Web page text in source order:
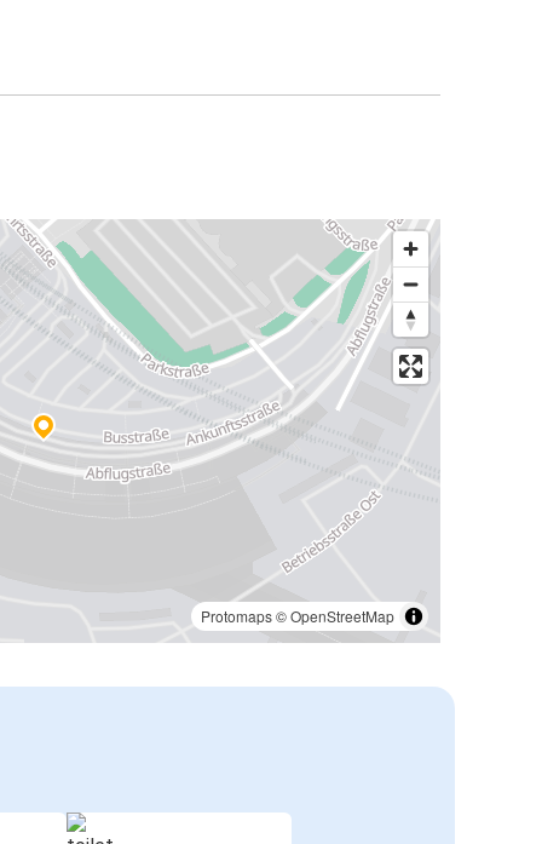
Protomaps©OpenStreetMap